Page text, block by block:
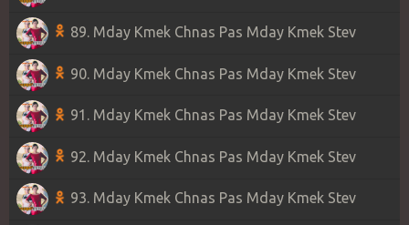
89. Mday Kmek Chnas Pas Mday Kmek Stev
90. Mday Kmek Chnas Pas Mday Kmek Stev
91. Mday Kmek Chnas Pas Mday Kmek Stev
92. Mday Kmek Chnas Pas Mday Kmek Stev
93. Mday Kmek Chnas Pas Mday Kmek Stev